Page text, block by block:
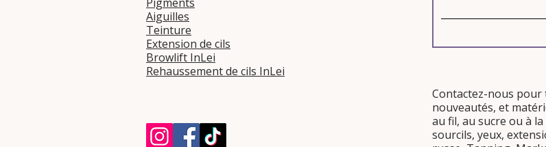
Aiguilles
Teinture
Extension de cils
Browlift InLei
Rehaussement de cils InLei
Contactez-nous
nouveautés, et
au fil, au sucre ou à la
sourcils, yeux,